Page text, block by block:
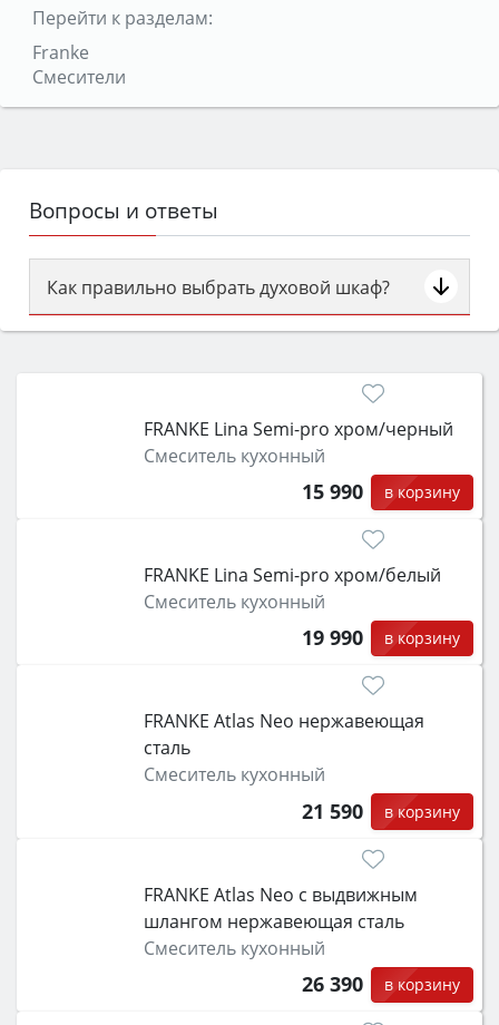
Перейти к разделам:
Franke
Смесители
Вопросы и ответы
Как правильно выбрать духовой шкаф?
Сначала определитесь с типом (газовый или
затем смотрите на объём 50–70 л для семьи,
функции (конвекция, гриль, самоочистка,
защита от детей).
FRANKE Lina Semi-pro xром/черный
Смеситель кухонный
15 990 в корзину
FRANKE Lina Semi-pro xром/белый
Смеситель кухонный
19 990 в корзину
FRANKE Atlas Neo нержавеющая
сталь
Смеситель кухонный
21 590 в корзину
FRANKE Atlas Neo с выдвижным
шлангом нержавеющая сталь
Смеситель кухонный
26 390 в корзину